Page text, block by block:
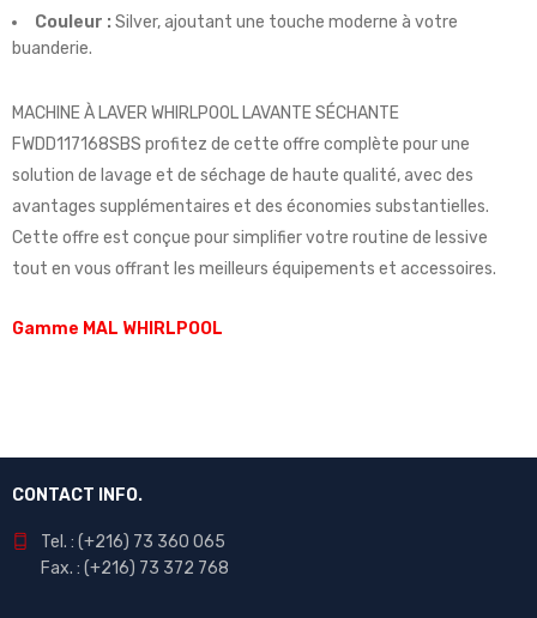
Couleur : Silver, ajoutant une touche moderne à votre
buanderie.
MACHINE À LAVER WHIRLPOOL LAVANTE SÉCHANTE
FWDD117168SBS profitez de cette offre complète pour une
solution de lavage et de séchage de haute qualité, avec des
avantages supplémentaires et des économies substantielles.
Cette offre est conçue pour simplifier votre routine de lessive
tout en vous offrant les meilleurs équipements et accessoires.
Gamme MAL WHIRLPOOL
CONTACT INFO.
Tel. : (+216) 73 360 065
Fax. : (+216) 73 372 768